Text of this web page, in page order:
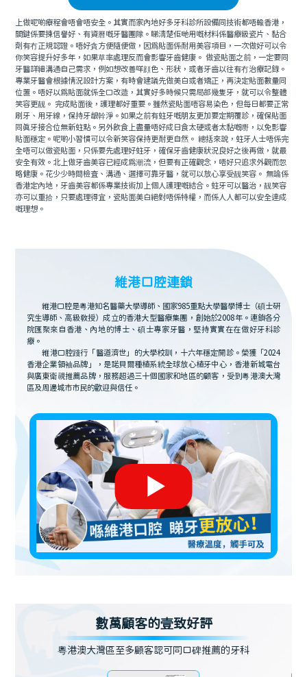
上做呢啲療程會唔會唔安全。其實而家內地好多牙科診所設備同技術都唔輸香港，
關鍵係要揀信譽好、有資曆嘅牙醫團隊。睇清楚佢哋用嘅材料係醫療級瓷片、黏合
劑有冇正規認證。唔好貪方便隨便做，因爲貼面係耐用美容項目，一次做好可以令
你笑容提升好多年，如果草率處理反而會影響牙齒健康。 做瓷貼面之前，一定要同
牙醫詳細溝通自己需求，例如想改善咩顔色、形狀，或者牙齒以往有冇治療記錄。
專業牙醫會根據情況設計方案，有時會建議先做美白或者矯正，再決定貼面數量同
位置。唔好以爲貼面就係全口改造，其實好多時候只需局部幾隻牙，就可以令整體
笑容更靓。 完成貼面後，護理都好重要。雖然瓷貼面唔容易染色，但每日都要正常
刷牙、用牙線，保持牙龈幹淨。如果之前有蛀牙嘅朋友更加要定期覆診，確保貼面
同真牙接合位無新蛀點。另外飲食上盡量唔好成日食太硬或者太黏嘅嘢，以免影響
貼面穩定。呢啲小習慣可以令新笑容保持更耐更自然。 總括來說，蛀牙人士唔係完
全唔可以做瓷貼面，只係要先處理好蛀牙，確保牙齒健康狀況良好之後再做，就最
安全有效。北上做牙齒美容已經成為潮流，但要有正確觀念，唔好只追求外觀而忽
略健康。花少少時間檢査、溝通、選擇可靠牙醫，就可以放心享受靓笑容。 無論係
香港定內地，牙齒美容都係專業技術加上個人護理嘅結合。蛀牙可以醫治，靓笑容
亦可以重拾，只要處理得宜，瓷貼面美白絕對唔係特權，而係人人都可以安全達成
嘅理想。
維港口腔連鎖
維港口腔是粵港知名醫藥大學導師、國家985重點大學醫學博士（碩士研
究生導師、高級教授）成立的香港大型醫療集團，創始於2008年。連鎖各分
院匯聚來自香港、內地的博士、碩士專家牙醫，堅持實實在在做好牙科診
療。
維港口腔踐行「醫道濟世」的大學校訓，十六年穩定開診。榮獲「2024
香港企業領袖品牌」，是諾貝爾種植系統全球放心植牙中心，香港新城電台
與廣東衛視推薦品牌，服務超過三十個國家和地區的顧客，受到粵港澳大灣
區及周邊城市市民的歡迎與信任。
數萬顧客的壹致好評
粵港澳大灣區至多顧客認可同口碑推薦的牙科